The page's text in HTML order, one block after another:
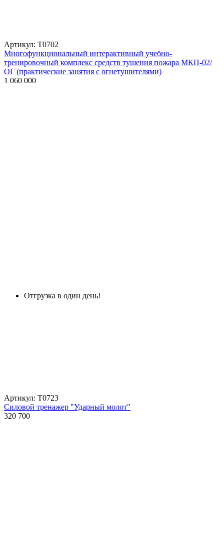
Артикул: Т0702
Многофункциональный интерактивный учебно-
тренировочный комплекс средств тушения пожара МКП-02/
ОГ (практические занятия с огнетушителями)
1 060 000
Отгрузка в один день!
Артикул: Т0723
Силовой тренажер "Ударный молот"
320 700